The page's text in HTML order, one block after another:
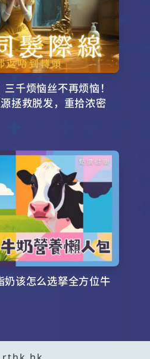
三千烦恼丝不再烦恼！
拯救脱发，重拾浓密
奶该怎么选拏全方位牛